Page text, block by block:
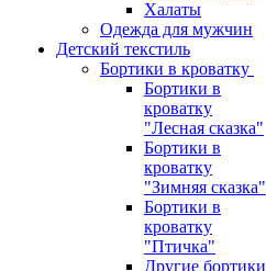
Халаты
Одежда для мужчин
Детский текстиль
Бортики в кроватку
Бортики в
кроватку
"Лесная сказка"
Бортики в
кроватку
"Зимняя сказка"
Бортики в
кроватку
"Птичка"
Другие бортики